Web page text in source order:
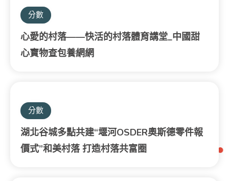
分數
心愛的村落——快活的村落體育講堂_中國甜
心寶物查包養網網
分數
湖北谷城多點共建“堰河OSDER奧斯德零件報
價式”和美村落 打造村落共富圈